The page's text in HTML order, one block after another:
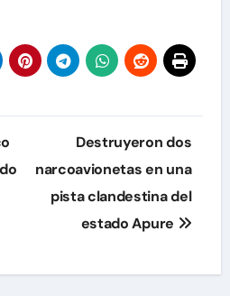
Destruyeron dos
narcoavionetas en una
pista clandestina del
estado Apure